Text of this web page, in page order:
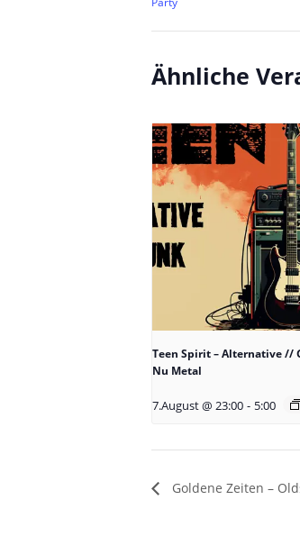
Ähnliche
Teen Spirit – Alternative //
Nu Metal
7.August @ 23:00 - 5:00
Goldene Zeiten –